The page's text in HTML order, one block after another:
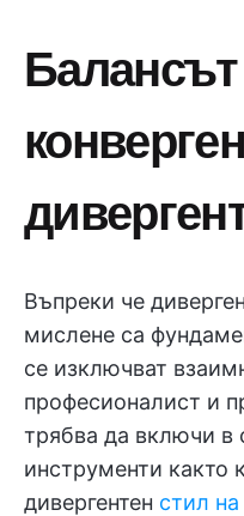
Въпреки че
мислене са
се изключват
професионалист и
трябва да включи в
инструменти както
дивергентен стил